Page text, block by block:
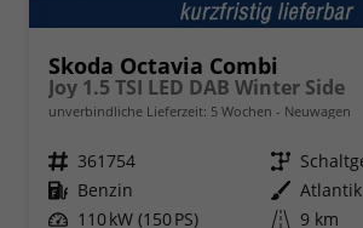
Skoda Octavia Combi
Joy 1.5 TSI LED DAB Winter Side
unverbindliche Lieferzeit: 5 Wochen Neuwagen
Fahrzeugnr. 361754 Getriebe
Kraftstoff Benzin Außenfarbe
Leistung 110 kW (150 PS) Kilometerstand 9 km